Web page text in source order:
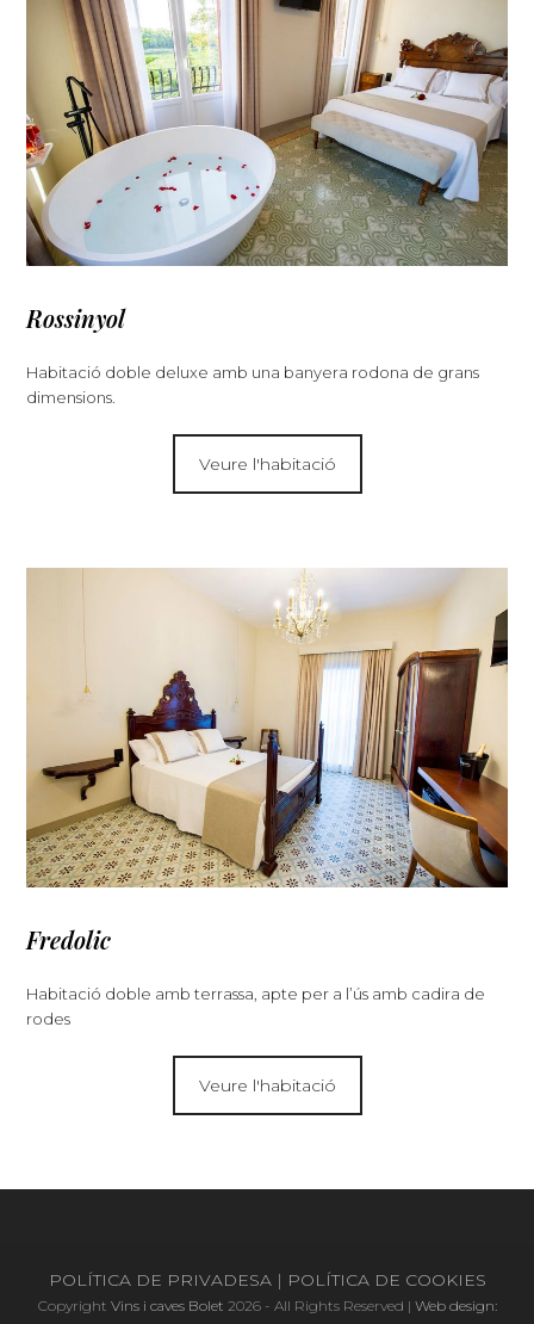
Rossinyol
Habitació doble deluxe amb una banyera rodona de grans
dimensions.
Veure l'habitació
Fredolic
Habitació doble amb terrassa, apte per a l’ús amb cadira de
rodes
Veure l'habitació
POLÍTICA DE PRIVADESA| POLÍTICA DE COOKIES
Copyright Vins i caves Bolet 2026 - All Rights Reserved | Web design: